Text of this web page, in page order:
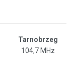
Tarnobrzeg
104,7 MHz